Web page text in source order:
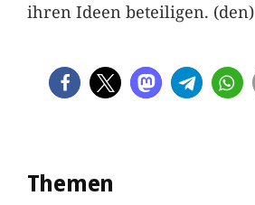
ihren Ideen beteiligen. (den)
Themen